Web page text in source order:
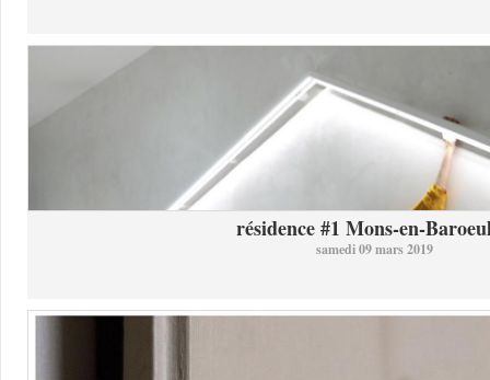
résidence #1 Mons-en-
samedi 09 mars 2019